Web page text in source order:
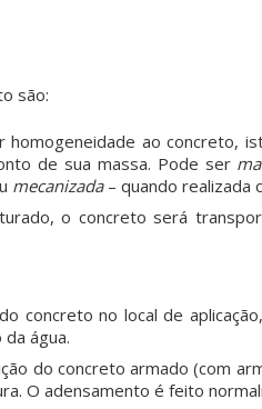
são:
homogeneidade ao concreto,
de sua massa. Pode ser
mecanizada – quando realizada
o concreto será
concreto no local de
água.
do concreto armado (com
O adensamento é feito